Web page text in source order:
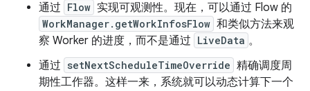
通过 Flow 实现可观测性。现在，可以通过 Flow 的
WorkManager.getWorkInfosFlow 和类似方法来观
察 Worker 的进度，而不是通过 LiveData 。
通过 setNextScheduleTimeOverride 精确调度周
期性工作器。这样一来，系统就可以动态计算下一个